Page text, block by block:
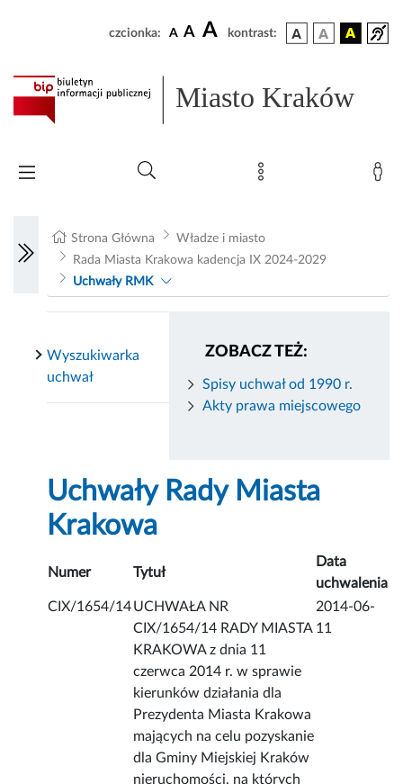
czcionka: A A A kontrast:
Miasto Kraków
Strona Główna
Władze i miasto
Rada Miasta Krakowa kadencja IX 2024-2029
Uchwały RMK
ZOBACZ TEŻ:
Spisy uchwał od 1990 r.
Akty prawa miejscowego
Wyszukiwarka
uchwał
Uchwały Rady Miasta
Krakowa
Numer Tytuł
Data
uchwalenia
CIX/1654/14UCHWAŁA NR
CIX/1654/14 RADY MIASTA
KRAKOWA z dnia 11
czerwca 2014 r. w sprawie
kierunków działania dla
Prezydenta Miasta Krakowa
mających na celu pozyskanie
dla Gminy Miejskiej Kraków
nieruchomości, na których
2014-06-
11